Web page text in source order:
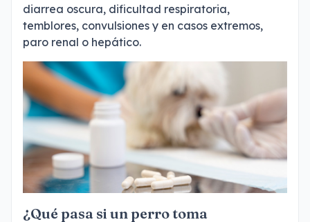
diarrea oscura, dificultad respiratoria,
temblores, convulsiones y en casos extremos,
paro renal o hepático.
¿Qué pasa si un perro toma